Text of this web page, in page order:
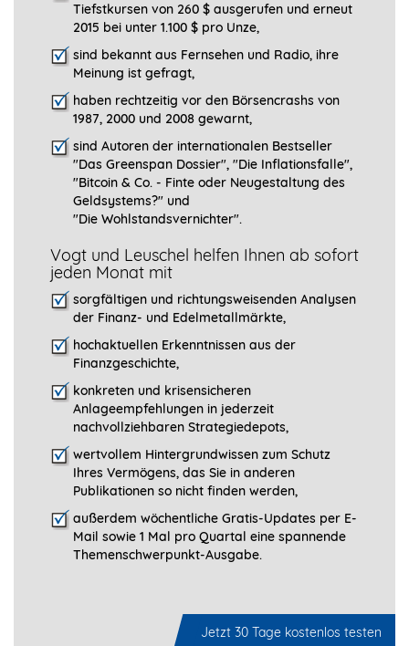
Tiefstkursen von 260 $ ausgerufen und erneut
2015 bei unter 1.100 $ pro Unze,
sind bekannt aus Fernsehen und Radio, ihre
Meinung ist gefragt,
haben rechtzeitig vor den Börsencrashs von
1987, 2000 und 2008 gewarnt,
sind Autoren der internationalen Bestseller
"Das Greenspan Dossier", "Die Inflationsfalle",
"Bitcoin & Co. - Finte oder Neugestaltung des
Geldsystems?" und
"Die Wohlstandsvernichter".
Vogt und Leuschel helfen Ihnen ab sofort
jeden Monat mit
sorgfältigen und richtungsweisenden Analysen
der Finanz- und Edelmetallmärkte,
hochaktuellen Erkenntnissen aus der
Finanzgeschichte,
konkreten und krisensicheren
Anlageempfehlungen in jederzeit
nachvollziehbaren Strategiedepots,
wertvollem Hintergrundwissen zum Schutz
Ihres Vermögens, das Sie in anderen
Publikationen so nicht finden werden,
außerdem wöchentliche Gratis-Updates per E-
Mail sowie 1 Mal pro Quartal eine spannende
Themenschwerpunkt-­Ausgabe.
Jetzt 30 Tage kostenlos testen